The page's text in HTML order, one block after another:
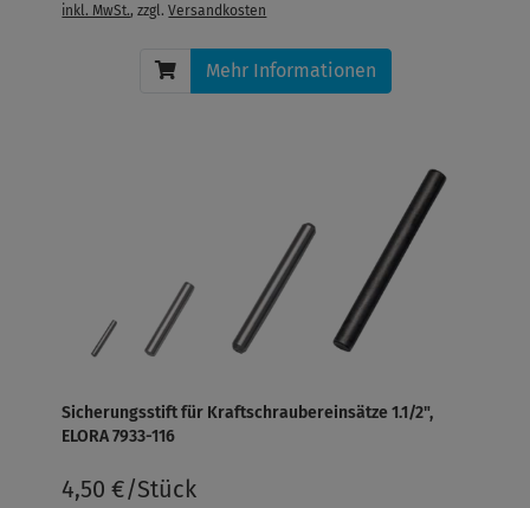
inkl. MwSt., zzgl.Versandkosten
Mehr Informationen
Sicherungsstift für Kraftschraubereinsätze 1.1/2",
ELORA 7933-116
4,50 €/Stück